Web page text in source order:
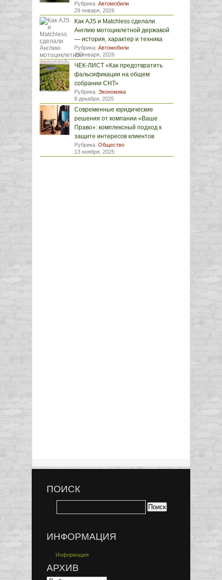
Рубрика: Автомобили
29 января, 2026
Как AJS и Matchless сделали
Англию мотоциклетной державой
— история, характер и техника
Рубрика: Автомобили
29 января, 2026
ЧЕК-ЛИСТ «Как предотвратить
фальсификации на общем
собрании СНТ»
Рубрика: Экономика
8 декабря, 2025
Современные юридические
решения от компании «Ваше
Право»: комплексный подход к
защите интересов клиентов
Рубрика: Общество
13 ноября, 2025
ПОИСК
ИНФОРМАЦИЯ
Информация
АРХИВ